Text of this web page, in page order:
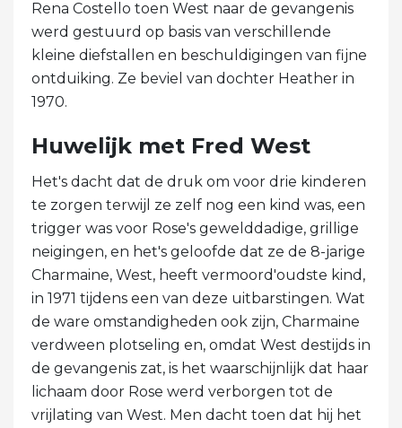
Rena Costello toen West naar de gevangenis
werd gestuurd op basis van verschillende
kleine diefstallen en beschuldigingen van fijne
ontduiking. Ze beviel van dochter Heather in
1970.
Huwelijk met Fred West
Het's dacht dat de druk om voor drie kinderen
te zorgen terwijl ze zelf nog een kind was, een
trigger was voor Rose's gewelddadige, grillige
neigingen, en het's geloofde dat ze de 8-jarige
Charmaine, West, heeft vermoord'oudste kind,
in 1971 tijdens een van deze uitbarstingen. Wat
de ware omstandigheden ook zijn, Charmaine
verdween plotseling en, omdat West destijds in
de gevangenis zat, is het waarschijnlijk dat haar
lichaam door Rose werd verborgen tot de
vrijlating van West. Men dacht toen dat hij het